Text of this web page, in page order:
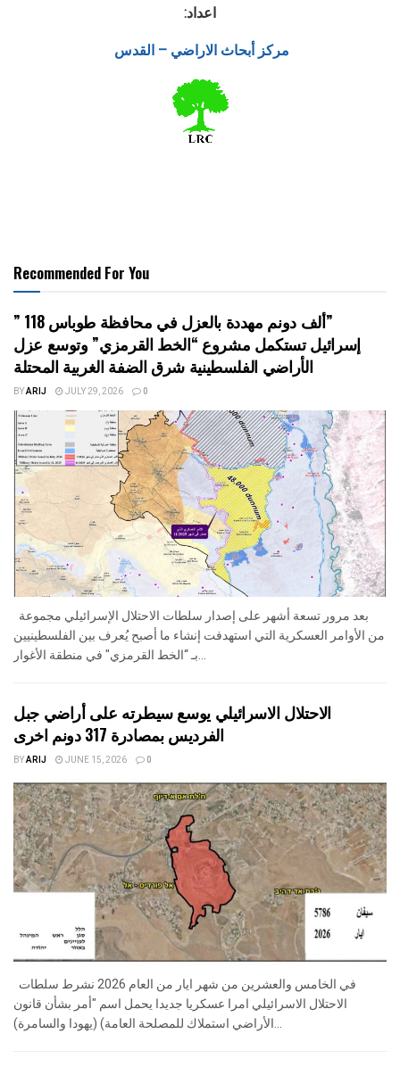
اعداد:
مركز أبحاث الاراضي – القدس
Recommended For You
” 118 ألف دونم مهددة بالعزل في محافظة طوباس”
إسرائيل تستكمل مشروع “الخط القرمزي” وتوسع عزل
الأراضي الفلسطينية شرق الضفة الغربية المحتلة
BYARIJ JULY 29, 2026 0
من الأوامر العسكرية التي استهدفت إنشاء ما أصبح يُعرف بين الفلسطينيين
الاحتلال الاسرائيلي يوسع سيطرته على أراضي جبل
الفرديس بمصادرة 317 دونم اخرى
BYARIJ JUNE 15, 2026 0
الاحتلال الاسرائيلي امرا عسكريا جديدا يحمل اسم "أمر بشأن قانون